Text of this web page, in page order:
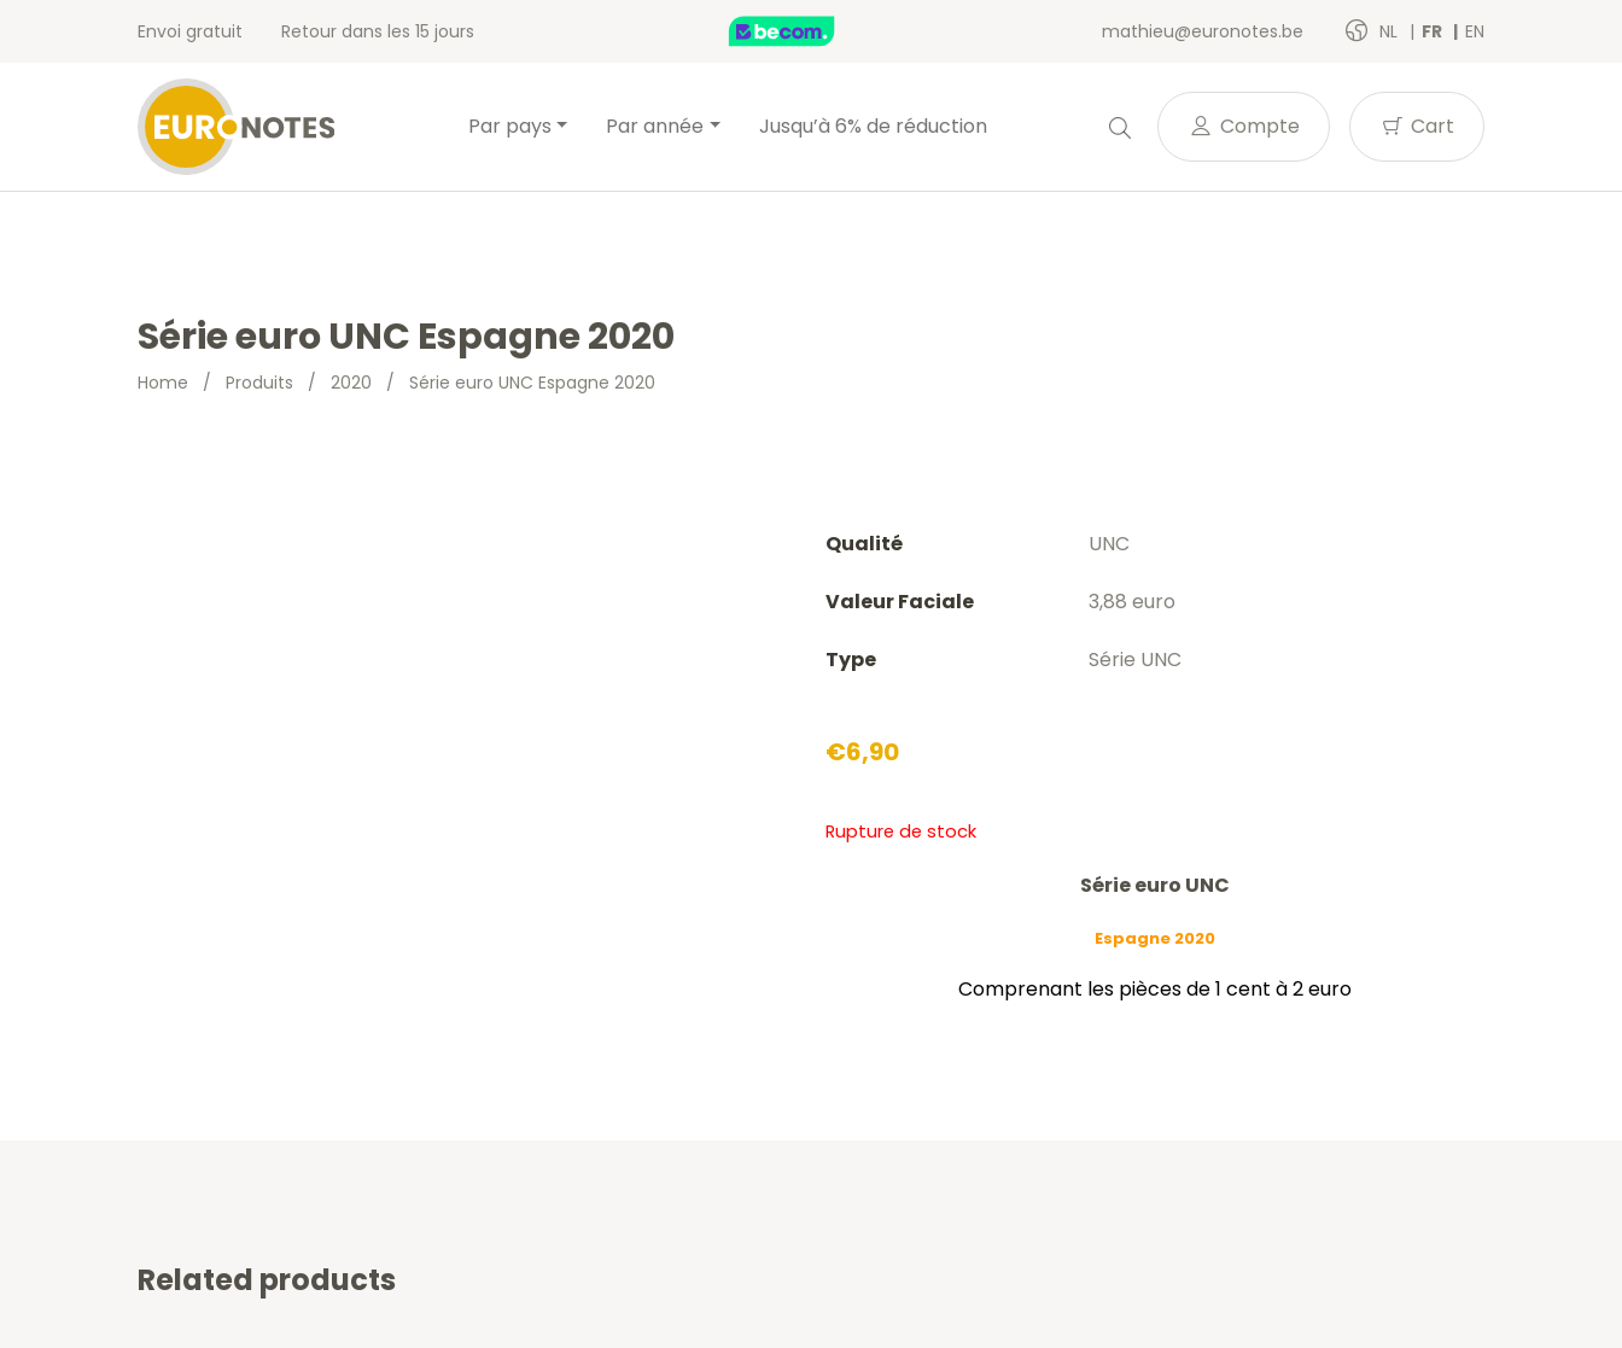
Envoi gratuit Retour dans les 15 jours mathieu@euronotes.be NL FR EN
Par pays Par année Jusqu’à 6% de réduction Compte Cart
Série euro UNC Espagne 2020
Home / Produits / 2020 / Série euro UNC Espagne 2020
Qualité UNC
Valeur Faciale 3,88 euro
Type Série UNC
€6,90
Rupture de stock
Série euro UNC
Espagne 2020
Comprenant les pièces de 1 cent à 2 euro
Related products